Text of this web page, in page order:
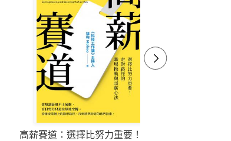
高薪賽道：選擇比努力重要！走對